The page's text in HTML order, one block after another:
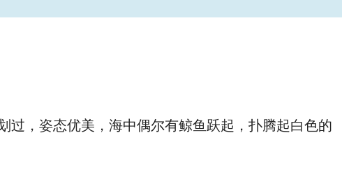
，姿态优美，海中偶尔有鲸鱼跃起，扑腾起白色的